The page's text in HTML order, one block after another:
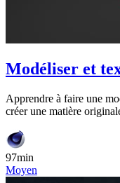
Modéliser et
Apprendre à faire une
créer une matière
97min
Moyen